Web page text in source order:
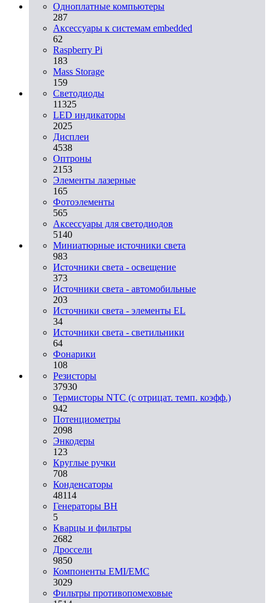
Одноплатные компьютеры
287
Аксессуары к системам embedded
62
Raspberry Pi
183
Mass Storage
159
Светодиоды
11325
LED индикаторы
2025
Дисплеи
4538
Оптроны
2153
Элементы лазерные
165
Фотоэлементы
565
Аксессуары для светодиодов
5140
Миниатюрные источники света
983
Источники света - освещение
373
Источники света - автомобильные
203
Источники света - элементы EL
34
Источники света - светильники
64
Фонарики
108
Резисторы
37930
Термисторы NTC (с отрицат. темп. коэфф.)
942
Потенциометры
2098
Энкодеры
123
Круглые ручки
708
Конденсаторы
48114
Генераторы ВН
5
Кварцы и фильтры
2682
Дроссели
9850
Компоненты EMI/EMC
3029
Фильтры противопомеховые